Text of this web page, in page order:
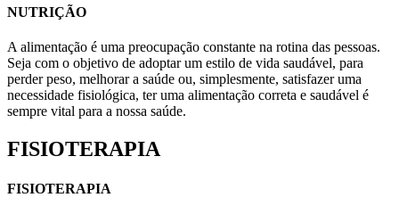
NUTRIÇÃO
A alimentação é uma preocupação constante na rotina das pessoas.
Seja com o objetivo de adoptar um estilo de vida saudável, para
perder peso, melhorar a saúde ou, simplesmente, satisfazer uma
necessidade fisiológica, ter uma alimentação correta e saudável é
sempre vital para a nossa saúde.
FISIOTERAPIA
FISIOTERAPIA